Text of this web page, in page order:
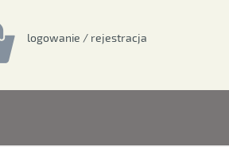
logowanie / rejestracja